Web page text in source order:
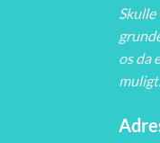
os da
muligt.